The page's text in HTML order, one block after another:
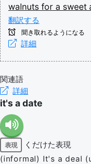
walnuts for a sweet
翻訳する
聞き取れるようになる
詳細
関連語
詳細
it's a date
表現
くだけた表現
(informal) It's a deal